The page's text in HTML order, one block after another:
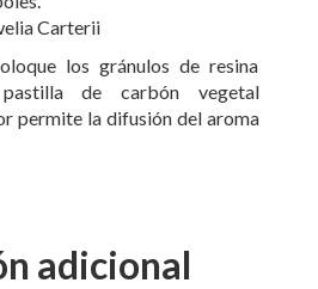
Carterii
los gránulos de resina
de carbón vegetal
permite la difusión del aroma
adicional